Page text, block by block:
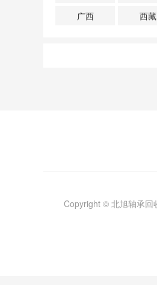
广西
西藏
Copyright © 北旭轴承回